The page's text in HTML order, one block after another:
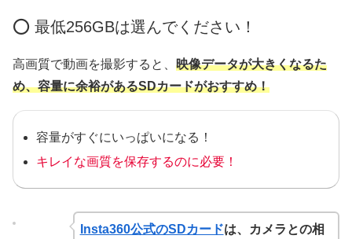
⭕️ 最低256GBは選んでください！
高画質で動画を撮影すると、 映像データが大きくなるた
め、容量に余裕があるSDカードがおすすめ！
容量がすぐにいっぱいになる！
キレイな画質を保存するのに必要！
Insta360公式のSDカードは、カメラとの相